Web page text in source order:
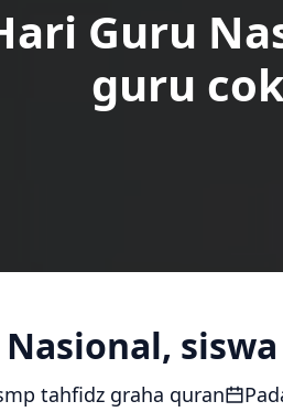
Guru
guru
tahfidz graha quran